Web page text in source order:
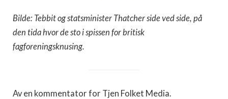
Bilde: Tebbit og statsminister Thatcher side ved side, på
den tida hvor de sto i spissen for britisk
fagforeningsknusing.
Av en kommentator for Tjen Folket Media.